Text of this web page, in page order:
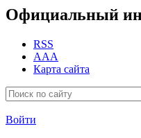
Официальный
RSS
AAA
Карта сайта
Войти